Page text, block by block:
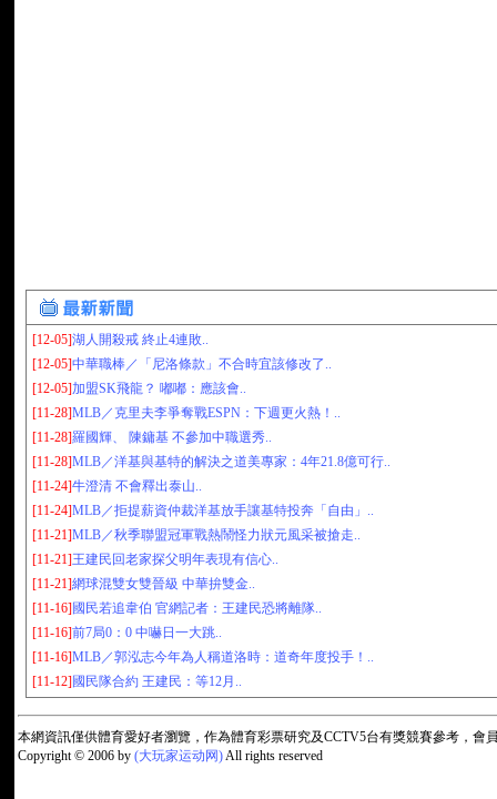
[12-05]湖人開殺戒 終止4連敗..
[12-05]中華職棒／「尼洛條款」不合時宜該修改了..
[12-05]加盟SK飛龍？ 嘟嘟：應該會..
[11-28]MLB／克里夫李爭奪戰ESPN：下週更火熱！..
[11-28]羅國輝、 陳鏞基 不參加中職選秀..
[11-28]MLB／洋基與基特的解決之道美專家：4年21.8億可行..
[11-24]牛澄清 不會釋出泰山..
[11-24]MLB／拒提薪資仲裁洋基放手讓基特投奔「自由」..
[11-21]MLB／秋季聯盟冠軍戰熱鬧怪力狀元風采被搶走..
[11-21]王建民回老家探父明年表現有信心..
[11-21]網球混雙女雙晉級 中華拚雙金..
[11-16] 國民若追韋伯 官網記者：王建民恐將離隊..
[11-16]前7局0：0 中嚇日一大跳..
[11-16]MLB／郭泓志今年為人稱道洛時：道奇年度投手！..
[11-12] 國民隊合約 王建民：等12月..
本網資訊僅供體育愛好者瀏覽，作為體育彩票研究及CCTV5台有獎競賽參考，
Copyright © 2006 by (大玩家运动网)All rights reserved